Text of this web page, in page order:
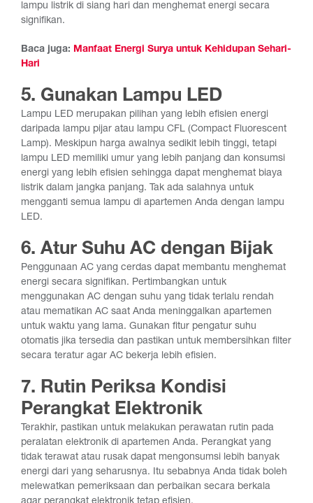
lampu listrik di siang hari dan menghemat energi secara
signifikan.
Baca juga: Manfaat Energi Surya untuk Kehidupan Sehari-
Hari
5. Gunakan Lampu LED
Lampu LED merupakan pilihan yang lebih efisien energi
daripada lampu pijar atau lampu CFL (Compact Fluorescent
Lamp). Meskipun harga awalnya sedikit lebih tinggi, tetapi
lampu LED memiliki umur yang lebih panjang dan konsumsi
energi yang lebih efisien sehingga dapat menghemat biaya
listrik dalam jangka panjang. Tak ada salahnya untuk
mengganti semua lampu di apartemen Anda dengan lampu
LED.
6. Atur Suhu AC dengan Bijak
Penggunaan AC yang cerdas dapat membantu menghemat
energi secara signifikan. Pertimbangkan untuk
menggunakan AC dengan suhu yang tidak terlalu rendah
atau mematikan AC saat Anda meninggalkan apartemen
untuk waktu yang lama. Gunakan fitur pengatur suhu
otomatis jika tersedia dan pastikan untuk membersihkan filter
secara teratur agar AC bekerja lebih efisien.
7. Rutin Periksa Kondisi
Perangkat Elektronik
Terakhir, pastikan untuk melakukan perawatan rutin pada
peralatan elektronik di apartemen Anda. Perangkat yang
tidak terawat atau rusak dapat mengonsumsi lebih banyak
energi dari yang seharusnya. Itu sebabnya Anda tidak boleh
melewatkan pemeriksaan dan perbaikan secara berkala